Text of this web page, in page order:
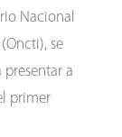
Nacional
se
a
primer